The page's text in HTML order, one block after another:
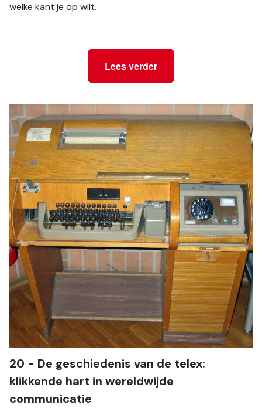
welke kant je op wilt.
Lees verder
20 - De geschiedenis van de telex:
klikkende hart in wereldwijde
communicatie